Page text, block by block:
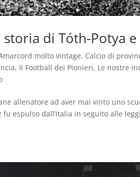
di Tóth-Potya e
molto vintage, Calcio di
, Il Football dei Pionieri, Le nostre
allenatore ad aver mai vinto uno
fu espulso dall’Italia in seguito alle